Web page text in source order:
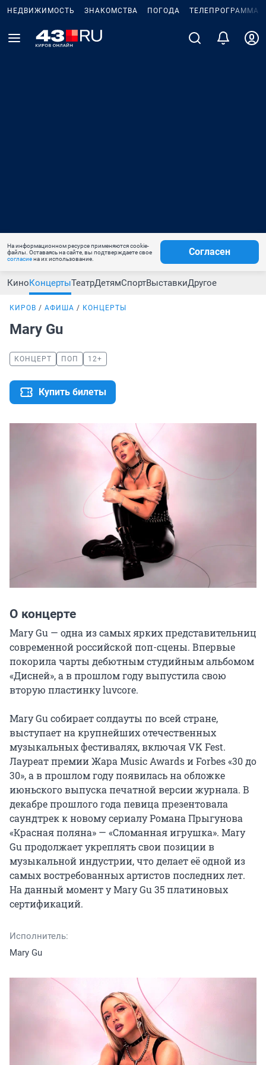
НЕДВИЖИМОСТЬ ЗНАКОМСТВА ПОГОДА ТЕЛЕПРОГРАММА
На информационном ресурсе применяются cookie-
файлы. Оставаясь на сайте, вы подтверждаете свое
согласиена их использование.
Согласен
КиноКонцертыТеатрДетямСпортВыставкиДругое
КИРОВ АФИША КОНЦЕРТЫ
Mary Gu
КОНЦЕРТ ПОП 12+
Купить билеты
О концерте
Mary Gu — одна из самых ярких представительниц
современной российской поп-сцены. Впервые
покорила чарты дебютным студийным альбомом
«Дисней», а в прошлом году выпустила свою
вторую пластинку luvcore.
Mary Gu собирает солдауты по всей стране,
выступает на крупнейших отечественных
музыкальных фестивалях, включая VK Fest.
Лауреат премии Жара Music Awards и Forbes «30 до
30», а в прошлом году появилась на обложке
июньского выпуска печатной версии журнала. В
декабре прошлого года певица презентовала
саундтрек к новому сериалу Романа Прыгунова
«Красная поляна» — «Сломанная игрушка». Mary
Gu продолжает укреплять свои позиции в
музыкальной индустрии, что делает её одной из
самых востребованных артистов последних лет.
На данный момент у Mary Gu 35 платиновых
сертификаций.
Исполнитель:
Mary Gu